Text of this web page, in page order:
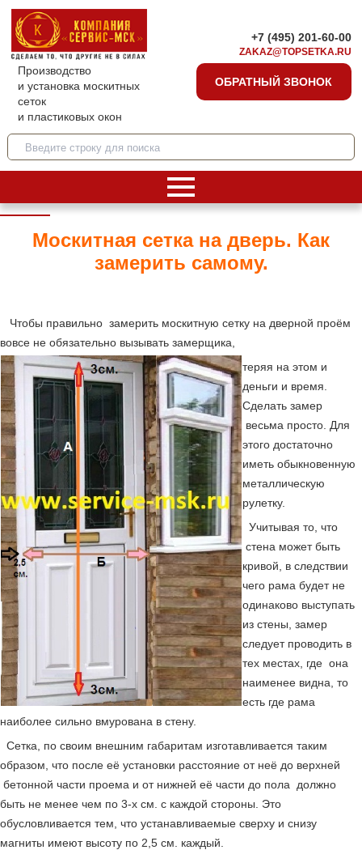
Производство
и установка москитных
сеток
и пластиковых окон
+7 (495) 201-60-00
ZAKAZ@TOPSETKA.RU
ОБРАТНЫЙ ЗВОНОК
Москитная сетка на дверь. Как
замерить самому.
Чтобы правильно замерить москитную сетку на дверной проём
вовсе не обязательно вызывать замерщика,
теряя на этом и
деньги и время.
Сделать замер
весьма просто. Для
этого достаточно
иметь обыкновенную
металлическую
рулетку.
Учитывая то, что
стена может быть
кривой, в следствии
чего рама будет не
одинаково выступать
из стены, замер
следует проводить в
тех местах, где она
наименее видна, то
есть где рама
наиболее сильно вмурована в стену.
Сетка, по своим внешним габаритам изготавливается таким
образом, что после её установки расстояние от неё до верхней
бетонной части проема и от нижней её части до пола должно
быть не менее чем по 3-х см. с каждой стороны. Это
обусловливается тем, что устанавливаемые сверху и снизу
магниты имеют высоту по 2,5 см. каждый.